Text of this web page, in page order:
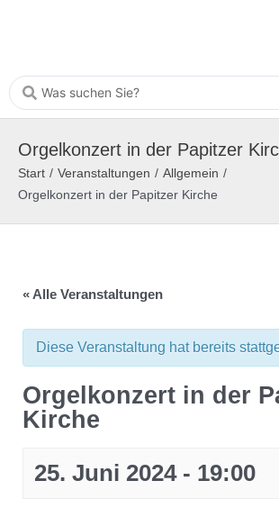
Orgelkonzert in der Papitzer
Start / Veranstaltungen / Allgemein /
Orgelkonzert in der Papitzer Kirche
« Alle Veranstaltungen
Diese Veranstaltung hat bereits
Orgelkonzert in der
Kirche
25. Juni 2024 - 19:00